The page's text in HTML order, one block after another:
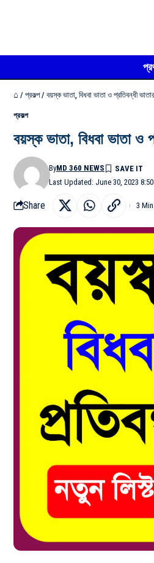
⌂ / প্রকল্প/ বয়স্ক ভাতা, বিধবা ভাতা ও প্রতিবন্ধী
প্রকল্প
বয়স্ক ভাতা, বিধবা ভাতা
Last Updated: June 30, 2023
ByMD 360 NEWS
Share 3 Min